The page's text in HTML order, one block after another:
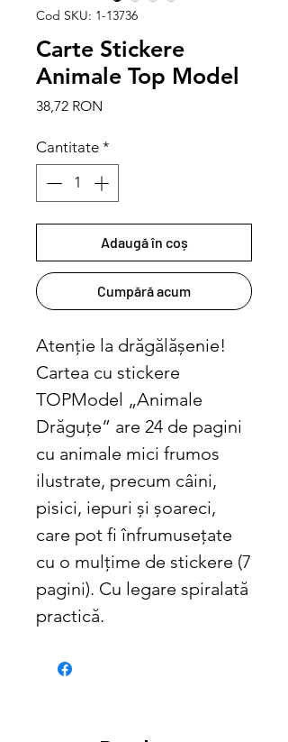
Cod SKU: 1-13736
Carte Stickere
Animale Top Model
38,72 RON
Cantitate *
Adaugă în coș
Cumpără acum
Atenție la drăgălășenie!
Cartea cu stickere
TOPModel „Animale
Drăguțe” are 24 de pagini
cu animale mici frumos
ilustrate, precum câini,
pisici, iepuri și șoareci,
care pot fi înfrumusețate
cu o mulțime de stickere (7
pagini). Cu legare spiralată
practică.